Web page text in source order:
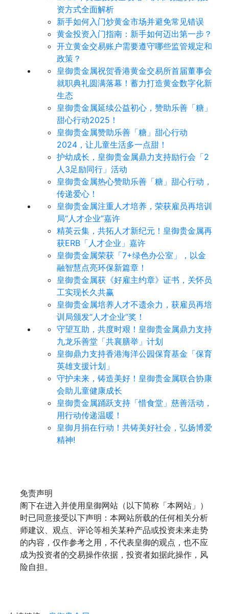
资方式全面解析
新手如何入门炒黄金市场并避免常见错误
黄金投资入门指南：新手如何迈出第一步？
开立黄金交易账户需要遵守哪些监管规定和
政策？
皇御贵金属祝贺香港黄金交易所首届董事会
就职典礼圆满落幕！蓄力打造黄金数字化新
生态
皇御贵金属延续公益初心，赞助乐善「糖」
甜心行动2025！
皇御贵金属赞助乐善「糖」甜心行动
2024，让儿童生活多一点甜！
护幼成长，皇御贵金属鼎力支持励行会「2
人3足励同行」活动
皇御贵金属热心赞助乐善「糖」甜心行动，
传递爱心！
皇御贵金属注重人才培养，荣获雇员再培训
局“人才企业”嘉许
精英云集，共拓人才新纪元！皇御贵金属再
获ERB「人才企业」嘉许
皇御贵金属荣获「7+绿色办公室」，以金
融智慧点亮环保新篇章！
皇御贵金属获《好雇主约章》证书，关怀员
工实现长久共赢
皇御贵金属培养人才不遗余力，获雇员再培
训局颁发“人才企业”奖！
守望互助，共度时艰！皇御贵金属鼎力支持
九龙乐善堂「共襄膳举」计划
皇御鼎力支持香港海洋公园保育基金「保育
英雄支援计划」
守护未来，铸造美好！皇御贵金属联合协康
会助儿童健康成长
皇御贵金属踊跃支持「惜食堂」慈善活动，
用行动传递温暖！
皇御月捐在行动！共铸美好社会，弘扬博爱
精神!
免责声明
阁下在进入并使用皇御网站（以下简称「本网站」）
时已同意接受以下声明：本网站所载的任何相关分析
师建议、观点、评论等相关某种产品或投资未来走势
的内容，仅作参考之用，不代表皇御的观点，也不应
成为投资者的交易操作依据，投资者如据此操作，风
险自担。